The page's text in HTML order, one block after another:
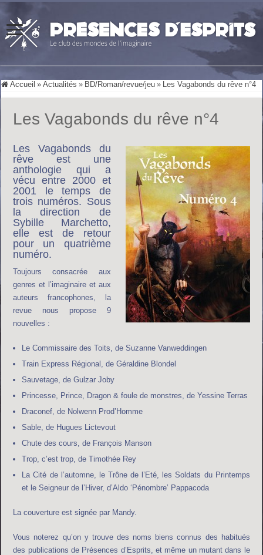
Accueil » Actualités » BD/Roman/revue/jeu » Les Vagabonds du rêve n°4
Les Vagabonds du rêve n°4
Les Vagabonds du
rêve est une
anthologie qui a
vécu entre 2000 et
2001 le temps de
trois numéros. Sous
la direction de
Sybille Marchetto,
elle est de retour
pour un quatrième
numéro.
Toujours consacrée aux
genres et l’imaginaire et aux
auteurs francophones, la
revue nous propose 9
nouvelles :
Le Commissaire des Toits, de Suzanne Vanweddingen
Train Express Régional, de Géraldine Blondel
Sauvetage, de Gulzar Joby
Princesse, Prince, Dragon & foule de monstres, de Yessine Terras
Draconef, de Nolwenn Prod’Homme
Sable, de Hugues Lictevout
Chute des cours, de François Manson
Trop, c’est trop, de Timothée Rey
La Cité de l’automne, le Trône de l’Eté, les Soldats du Printemps
et le Seigneur de l’Hiver, d’Aldo ‘Pénombre’ Pappacoda
La couverture est signée par Mandy.
Vous noterez qu’on y trouve des noms biens connus des habitués
des publications de Présences d’Esprits, et même un mutant dans le